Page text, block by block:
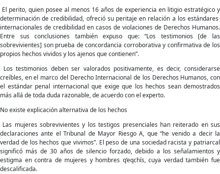
El perito, quien posee al menos 16 años de experiencia en litigio estratégico y
determinación de credibilidad, ofreció su peritaje en relación a los estándares
internacionales de credibilidad en casos de violaciones de Derechos Humanos.
Entre sus conclusiones también expuso que: “Los testimonios [de las
sobrevivientes] son prueba de concordancia corroborativa y confirmativa de los
propios hechos vividos y los ajenos que contienen”.
Los testimonios deben ser valorados positivamente, es decir, considerarse
creíbles, en el marco del Derecho Internacional de los Derechos Humanos, con
el estándar penal internacional que exige que los hechos sean demostrados
más allá de toda duda razonable, de acuerdo con el experto.
No existe explicación alternativa de los hechos
Las mujeres sobrevivientes y los testigos presenciales han reiterado en sus
declaraciones ante el Tribunal de Mayor Riesgo A, que “he venido a decir la
verdad de los hechos que vivimos”. El peso de una sociedad racista y patriarcal
significó más de 30 años de silencio forzado, debido a los señalamientos y
estigma en contra de mujeres y hombres q’eqchís, cuya verdad también fue
descalificada.